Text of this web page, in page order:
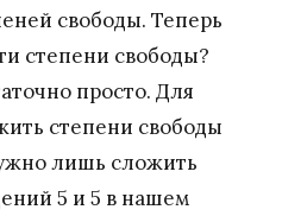
свободы. Теперь
степени свободы?
просто. Для
степени свободы
лишь сложить
5 и 5 в нашем